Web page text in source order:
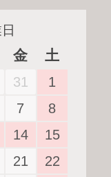
金 土
31
1
7
8
14
15
21
22